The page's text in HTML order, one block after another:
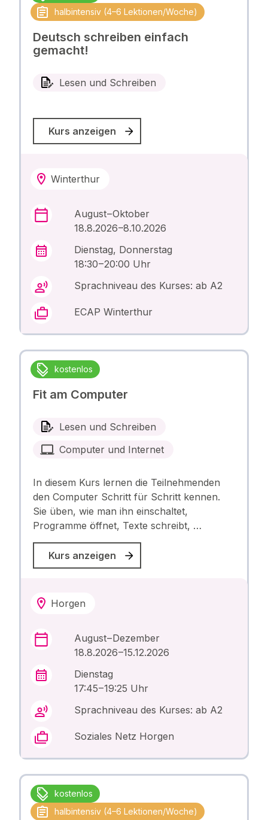
halbintensiv (4–6 Lektionen/Woche)
Deutsch schreiben einfach
gemacht!
Lesen und Schreiben
Kurs anzeigen
Winterthur
August – Oktober
18.8.2026 –8.10.2026
Dienstag, Donnerstag
18:30 – 20:00 Uhr
Sprachniveau des Kurses: ab A2
ECAP Winterthur
kostenlos
Fit am Computer
Lesen und Schreiben
Computer und Internet
In diesem Kurs lernen die Teilnehmenden
den Computer Schritt für Schritt kennen.
Sie üben, wie man ihn einschaltet,
Programme öffnet, Texte schreibt, …
Kurs anzeigen
Horgen
August – Dezember
18.8.2026 –15.12.2026
Dienstag
17:45 – 19:25 Uhr
Sprachniveau des Kurses: ab A2
Soziales Netz Horgen
kostenlos
halbintensiv (4–6 Lektionen/Woche)